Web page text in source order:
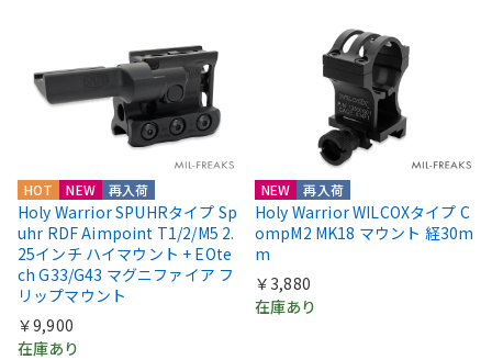
HOT NEW 再入荷
Holy Warrior SPUHRタイプ Sp
uhr RDF Aimpoint T1/2/M5 2.
25インチ ハイマウント + EOte
ch G33/G43 マグニファイア フ
リップマウント
￥9,900
在庫あり
NEW 再入荷
Holy Warrior WILCOXタイプ C
ompM2 MK18 マウント 経30m
m
￥3,880
在庫あり